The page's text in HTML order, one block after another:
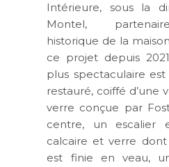
Intérieure, sous la
Montel,
historique de la
ce projet depuis
plus spectaculaire
restauré, coiffé d’une
verre conçue par
centre, un escalier
calcaire et verre
est finie en veau,